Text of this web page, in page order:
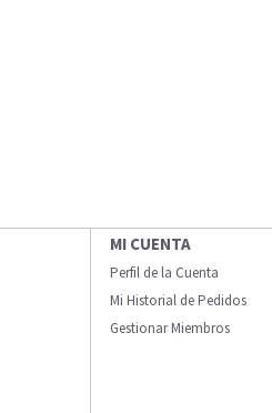
MI CUENTA
Perfil de la Cuenta
Mi Historial de Pedidos
Gestionar Miembros